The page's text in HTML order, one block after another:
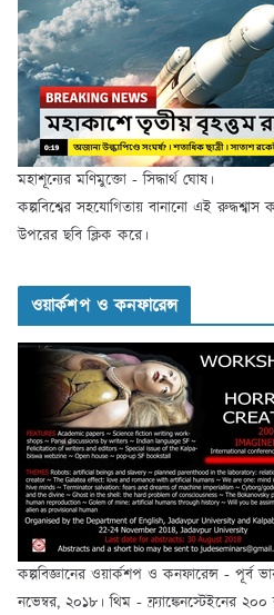
মহাশূন্যের মণিমুক্তো - সিদ্ধার্থ ঘোষ।
কল্পবিশ্বের সহযোগিতায় বানানো এই রুদ্ধশ্বাস
উপরের ছবি ক্লিক করে।
ওয়ার্কশপ ও কনফারেন্স
কল্পবিজ্ঞানের ওয়ার্কশপ ও কনফারেন্স - পূর্ব
নভেম্বর, ২০১৮। থিম - ফ্র্যাঙ্কেনস্টেইনের